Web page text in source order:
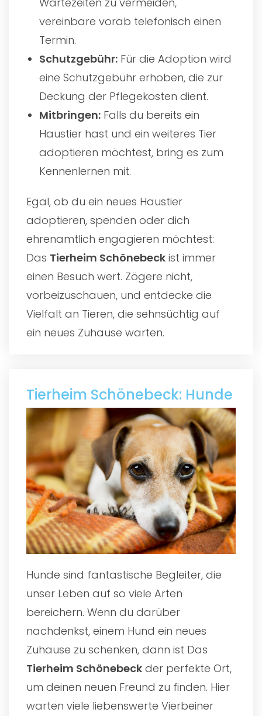
vereinbare vorab telefonisch einen
Termin.
Schutzgebühr: Für die Adoption wird
eine Schutzgebühr erhoben, die zur
Deckung der Pflegekosten dient.
Mitbringen: Falls du bereits ein
Haustier hast und ein weiteres Tier
adoptieren möchtest, bring es zum
Kennenlernen mit.
Egal, ob du ein neues Haustier
adoptieren, spenden oder dich
ehrenamtlich engagieren möchtest:
Das Tierheim Schönebeck ist immer
einen Besuch wert. Zögere nicht,
vorbeizuschauen, und entdecke die
Vielfalt an Tieren, die sehnsüchtig auf
ein neues Zuhause warten.
Tierheim Schönebeck: Hunde
Hunde sind fantastische Begleiter, die
unser Leben auf so viele Arten
bereichern. Wenn du darüber
nachdenkst, einem Hund ein neues
Zuhause zu schenken, dann ist Das
Tierheim Schönebeck der perfekte Ort,
um deinen neuen Freund zu finden. Hier
warten viele liebenswerte Vierbeiner